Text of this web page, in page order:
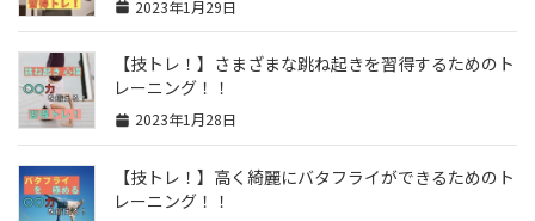
2023年1月29日
【技トレ！】さまざまな跳ね起きを習得するためのト
レーニング！！
2023年1月28日
【技トレ！】高く綺麗にバタフライができるためのト
レーニング！！